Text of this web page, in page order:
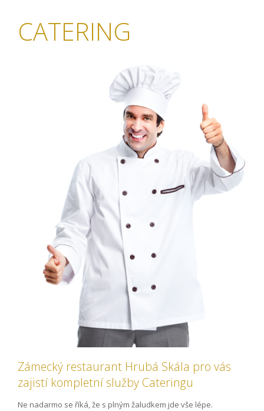
CATERING
Zámecký restaurant Hrubá Skála pro vás
zajistí kompletní služby Cateringu
Ne nadarmo se říká, že s plným žaludkem jde vše lépe.